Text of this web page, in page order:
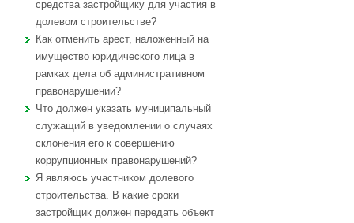
средства застройщику для участия в
долевом строительстве?
Как отменить арест, наложенный на
имущество юридического лица в
рамках дела об административном
правонарушении?
Что должен указать муниципальный
служащий в уведомлении о случаях
склонения его к совершению
коррупционных правонарушений?
Я являюсь участником долевого
строительства. В какие сроки
застройщик должен передать объект